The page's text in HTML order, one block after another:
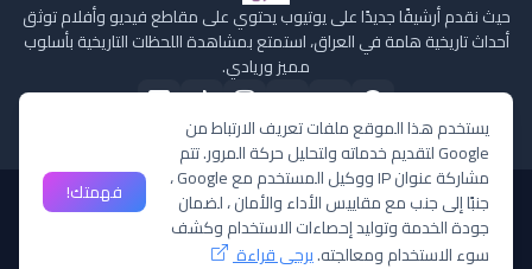
حيث نقدم أرشيفًا جديدًا على يوتيوب يحتوي على مقاطع فيديو وأفلام توثق
أحداث تاريخية هامة في العراق، استمتع بمشاهدة اللحظات التاريخية بأسلوب
مميز وريادي.
جميع الحقوق محفوظة ©لقناة أرشيف العراق
الصفحة الرئيسيةمن نحنسياسة الخصوصيةإتصل بنا ملفات تعريف الارتباط
يستخدم هذا الموقع ملفات تعريف الارتباط من
Google لتقديم خدماته ولتحليل حركة المرور. تتم
مشاركة عنوان IP ووكيل المستخدم مع Google ،
جنبًا إلى جنب مع مقاييس الأداء والأمان ، لضمان
جودة الخدمة وتوليد إحصاءات الاستخدام وكشف
سوء الاستخدام ومعالجته.يرجى قراءة
فهمتك!